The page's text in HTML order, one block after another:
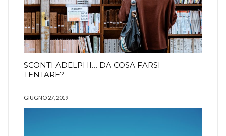
SCONTI ADELPHI… DA COSA FARSI
TENTARE?
GIUGNO 27, 2019